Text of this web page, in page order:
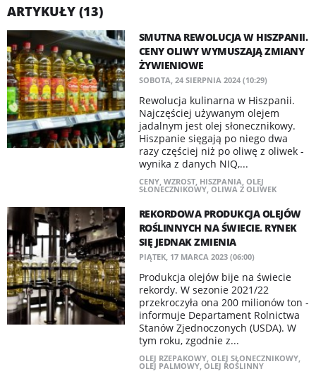
ARTYKUŁY (13)
SMUTNA REWOLUCJA W HISZPANII.
CENY OLIWY WYMUSZAJĄ ZMIANY
ŻYWIENIOWE
SOBOTA, 24 SIERPNIA 2024 (10:29)
Rewolucja kulinarna w Hiszpanii.
Najczęściej używanym olejem
jadalnym jest olej słonecznikowy.
Hiszpanie sięgają po niego dwa
razy częściej niż po oliwę z oliwek -
wynika z danych NIQ,...
CENY, WZROST, HISZPANIA, OLEJ
SŁONECZNIKOWY, OLIWA Z OLIWEK
REKORDOWA PRODUKCJA OLEJÓW
ROŚLINNYCH NA ŚWIECIE. RYNEK
SIĘ JEDNAK ZMIENIA
PIĄTEK, 17 MARCA 2023 (06:00)
Produkcja olejów bije na świecie
rekordy. W sezonie 2021/22
przekroczyła ona 200 milionów ton -
informuje Departament Rolnictwa
Stanów Zjednoczonych (USDA). W
tym roku, zgodnie z...
OLEJ RZEPAKOWY, OLEJ SŁONECZNIKOWY,
OLEJ PALMOWY, OLEJ ROŚLINNY